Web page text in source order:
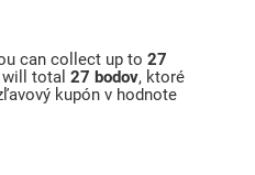
can collect up to 27
total 27 bodov, ktoré
kupón v hodnote